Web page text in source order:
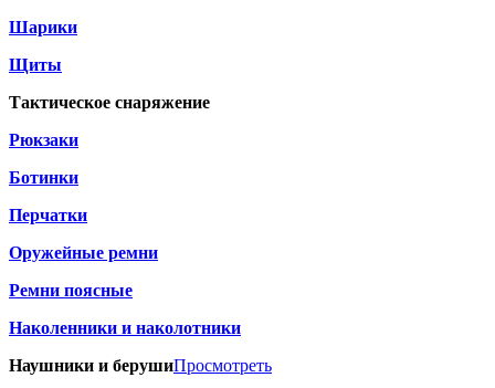
Шарики
Щиты
Тактическое снаряжение
Рюкзаки
Ботинки
Перчатки
Оружейные ремни
Ремни поясные
Наколенники и наколотники
Наушники и берушиПросмотреть